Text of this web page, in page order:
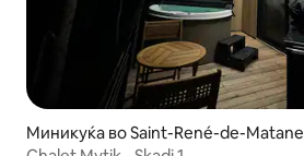
Миникуќа во Saint-René-de-Matane